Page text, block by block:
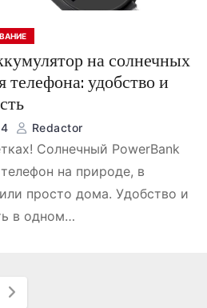
на солнечных
телефона: удобство и
Redactor
Солнечный PowerBank
на природе, в
просто дома. Удобство и
в одном…